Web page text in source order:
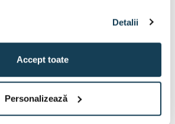
Detalii
Accept toate
Personalizează